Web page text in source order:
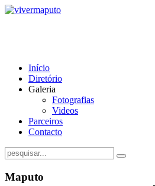
Início
Diretório
Galeria
Fotografias
Videos
Parceiros
Contacto
Maputo